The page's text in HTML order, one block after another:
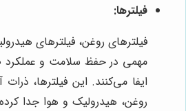
فیلترها:
فیلترهای روغن، فیلترهای
مهمی در حفظ سلامت و عملکرد
ایفا می‌کنند. این فیلترها،
روغن، هیدرولیک و هوا جدا